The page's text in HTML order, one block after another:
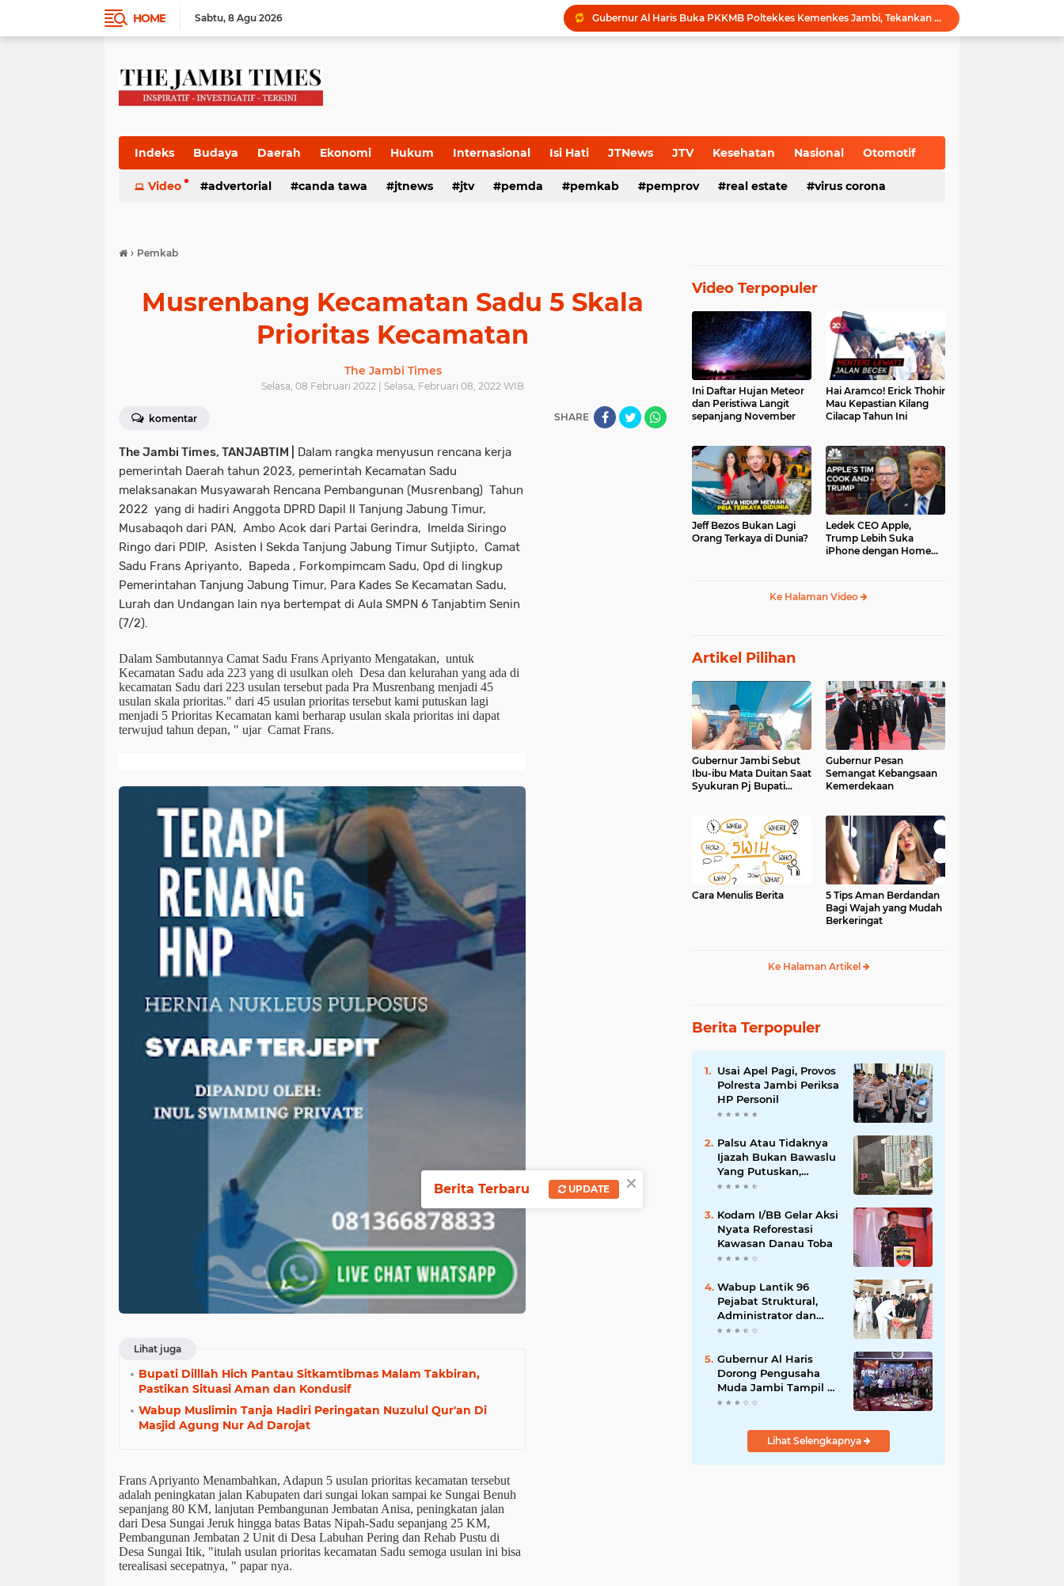
HOME Sabtu 8 Agu 2026
Gubernur Al Haris Buka PKKMB Poltekkes Kemenkes Jambi, Tekankan Peran Strategis Tenaga Kesehatan dan Promosi Kesehatan
Gubernur Al Haris Terima Audiensi Ketua Umum DPP Walubi Siti Hartati Murdaya, Bahas Kerukunan dan Pemberdayaan Umat
Gubernur Al Haris Buka Jambi Elok Nian Kota Jambi 2026: Bahagia Berbudaya di Serambi Tanah Pilih Pusako Betuah
Indeks Budaya Daerah Ekonomi Hukum Internasional Isi Hati JTNews JTV Kesehatan Nasional Otomotif
Pemkab Pemprov Politik Press Release Sport TNI POLRI TNI-Polri
Video advertorial canda tawa jtnews jtv pemda pemkab pemprov real estate virus corona
› Pemkab
Musrenbang Kecamatan Sadu 5 Skala
Prioritas Kecamatan
The Jambi Times
Selasa, 08 Februari 2022 | Selasa, Februari 08, 2022 WIB
komentar SHARE
The Jambi Times, TANJABTIM |
Dalam rangka menyusun rencana kerja
pemerintah Daerah tahun 2023, pemerintah Kecamatan Sadu
melaksanakan Musyawarah Rencana Pembangunan (Musrenbang) Tahun
2022 yang di hadiri Anggota DPRD Dapil II Tanjung Jabung Timur,
Musabaqoh dari PAN, Ambo Acok dari Partai Gerindra, Imelda Siringo
Ringo dari PDIP, Asisten I Sekda Tanjung Jabung Timur Sutjipto, Camat
Sadu Frans Apriyanto, Bapeda , Forkompimcam Sadu, Opd di lingkup
Pemerintahan Tanjung Jabung Timur, Para Kades Se Kecamatan Sadu,
Lurah dan Undangan lain nya bertempat di Aula SMPN 6 Tanjabtim Senin
(7/2).
Dalam Sambutannya Camat Sadu Frans Apriyanto Mengatakan, untuk
Kecamatan Sadu ada 223 yang di usulkan oleh Desa dan kelurahan yang ada di
kecamatan Sadu dari 223 usulan tersebut pada Pra Musrenbang menjadi 45
usulan skala prioritas." dari 45 usulan prioritas tersebut kami putuskan lagi
menjadi 5 Prioritas Kecamatan kami berharap usulan skala prioritas ini dapat
terwujud tahun depan, " ujar Camat Frans.
Lihat juga
Bupati Dilllah Hich Pantau Sitkamtibmas Malam Takbiran,
Pastikan Situasi Aman dan Kondusif
Wabup Muslimin Tanja Hadiri Peringatan Nuzulul Qur'an Di
Masjid Agung Nur Ad Darojat
Frans Apriyanto Menambahkan, Adapun 5 usulan prioritas kecamatan tersebut
adalah peningkatan jalan Kabupaten dari sungai lokan sampai ke Sungai Benuh
sepanjang 80 KM, lanjutan Pembangunan Jembatan Anisa, peningkatan jalan
dari Desa Sungai Jeruk hingga batas Batas Nipah-Sadu sepanjang 25 KM,
Pembangunan Jembatan 2 Unit di Desa Labuhan Pering dan Rehab Pustu di
Desa Sungai Itik, "itulah usulan prioritas kecamatan Sadu semoga usulan ini bisa
terealisasi secepatnya, " papar nya.
Video Terpopuler
Ini Daftar Hujan Meteor
dan Peristiwa Langit
sepanjang November
Hai Aramco! Erick Thohir
Mau Kepastian Kilang
Cilacap Tahun Ini
Jeff Bezos Bukan Lagi
Orang Terkaya di Dunia?
Ledek CEO Apple,
Trump Lebih Suka
iPhone dengan Home
Ke Halaman Video
Artikel Pilihan
Gubernur Jambi Sebut
Ibu-ibu Mata Duitan Saat
Syukuran Pj Bupati
Gubernur Pesan
Semangat Kebangsaan
Kemerdekaan
Cara Menulis Berita
5 Tips Aman Berdandan
Bagi Wajah yang Mudah
Berkeringat
Ke Halaman Artikel
Berita Terpopuler
Usai Apel Pagi, Provos
Polresta Jambi Periksa
HP Personil
Palsu Atau Tidaknya
Ijazah Bukan Bawaslu
Yang Putuskan,
Tunggu Proses Hukum
Kodam I/BB Gelar Aksi
Nyata Reforestasi
Kawasan Danau Toba
Wabup Lantik 96
Pejabat Struktural,
Administrator dan
Pengawas di Lingkup
Gubernur Al Haris
Dorong Pengusaha
Muda Jambi Tampil di
Tingkat Nasional pada
Lihat Selengkapnya
×
Berita Terbaru UPDATE